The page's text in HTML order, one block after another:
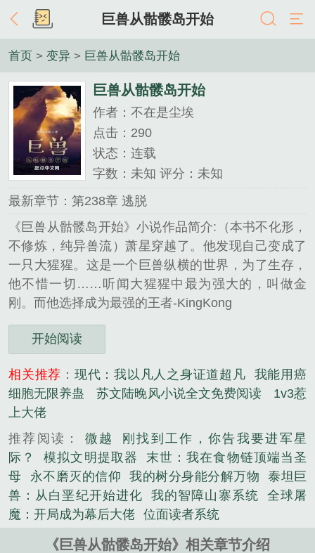
巨兽从骷髅岛开始
首页 > 变异 > 巨兽从骷髅岛开始
巨兽从骷髅岛开始
作者：不在是尘埃
点击：290
状态：连载
字数：未知 评分：未知
最新章节：第238章 逃脱
《巨兽从骷髅岛开始》小说作品简介:（本书不化形，
不修炼，纯异兽流）萧星穿越了。他发现自己变成了
一只大猩猩。这是一个巨兽纵横的世界，为了生存，
他不惜一切……听闻大猩猩中最为强大的，叫做金
刚。而他选择成为最强的王者-KingKong
开始阅读
相关推荐 ： 现代：我以凡人之身证道超凡
我能用癌
细胞无限养蛊
苏文陆晚风小说全文免费阅读
1v3惹
上大佬
推荐阅读：微越
刚找到工作，你告我要进军星
际？
模拟文明提取器
末世：我在食物链顶端当圣
母
永不磨灭的信仰 我的树分身能分解万物
泰坦巨
兽：从白垩纪开始进化
我的智障山寨系统
全球屠
魔：开局成为幕后大佬 位面读者系统
《巨兽从骷髅岛开始》相关章节介绍